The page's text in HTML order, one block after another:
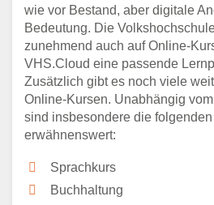
wie vor Bestand, aber digitale
Bedeutung. Die
zunehmend auch auf Online-
VHS.Cloud eine passende
Zusätzlich gibt es noch viele
Online-Kursen. Unabhängig
sind insbesondere die
erwähnenswert:
Sprachkurs
Buchhaltung